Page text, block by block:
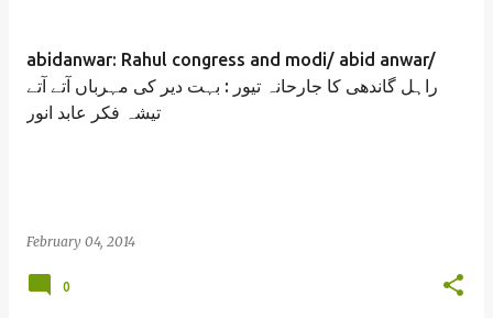
abidanwar: Rahul congress and modi/ abid anwar/
راہل گاندھی کا جارحانہ تیور : بہت دیر کی مہرباں آتے آتے
تیشہ فکر عابد انور
February 04, 2014
0